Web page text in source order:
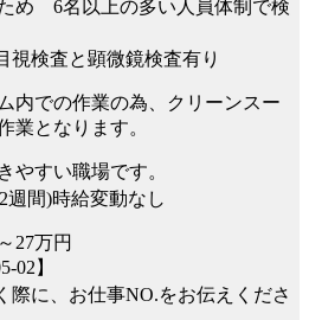
め 6名以上の多い人員体制で検
視検査と顕微鏡検査有り
内での作業の為、クリーンスー
業となります。
やすい職場です。
間)時給変動なし
27万円
02】
際に、お仕事NO.をお伝えくださ